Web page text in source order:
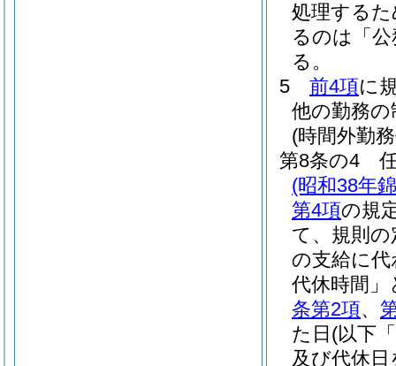
処理する
るのは「
る。
5
前4項に
他の勤務
(時間外勤
第8条の4
(昭和38年
第4項の規
て、規則
の支給に
代休時間」
条第2項、
た日 (以下
及び代休